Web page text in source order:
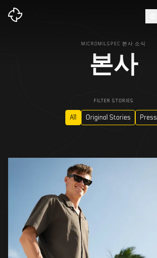
MICROMILSPEC 본사 소식
본사
FILTER STORIES
All Original Stories Press